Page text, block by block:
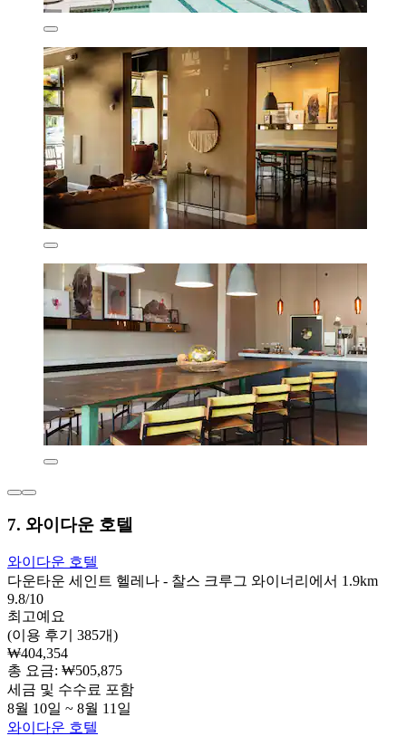
7. 와이다운 호텔
와이다운 호텔
다운타운 세인트 헬레나 - 찰스 크루그 와이너리에서 1.9km
9.8/10
최고예요
(이용 후기 385개)
₩404,354
총 요금: ₩505,875
세금 및 수수료 포함
8월 10일 ~ 8월 11일
와이다운 호텔